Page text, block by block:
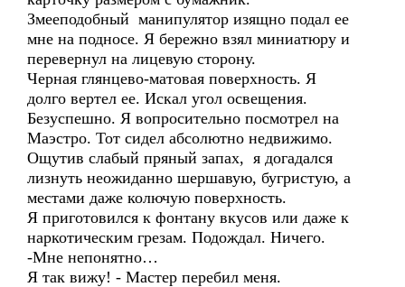
Змееподобный манипулятор изящно подал ее
мне на подносе. Я бережно взял миниатюру и
перевернул на лицевую сторону.
Черная глянцево-матовая поверхность. Я
долго вертел ее. Искал угол освещения.
Безуспешно. Я вопросительно посмотрел на
Маэстро. Тот сидел абсолютно недвижимо.
Ощутив слабый пряный запах, я догадался
лизнуть неожиданно шершавую, бугристую, а
местами даже колючую поверхность.
Я приготовился к фонтану вкусов или даже к
наркотическим грезам. Подождал. Ничего.
-Мне непонятно…
Я так вижу! - Мастер перебил меня.